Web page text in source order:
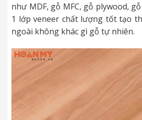
như MDF, gỗ MFC, gỗ plywood,
1 lớp veneer chất lượng tốt tạo
ngoài không khác gì gỗ tự nhiên.